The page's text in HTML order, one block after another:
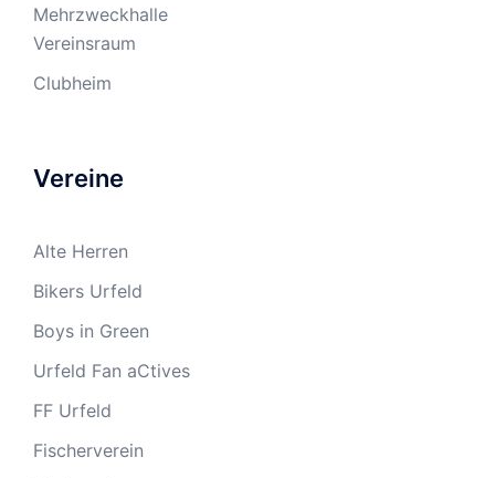
Mehrzweckhalle
Vereinsraum
Clubheim
Vereine
Alte Herren
Bikers Urfeld
Boys in Green
Urfeld Fan aCtives
FF Urfeld
Fischerverein